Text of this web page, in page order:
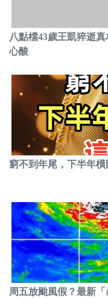
八點檔43歲王凱猝逝
心酸
窮不到年尾，下半年橫
周五放颱風假？最新